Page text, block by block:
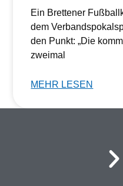
Ein Brettener
dem
den Punkt: „Die
zweimal
MEHR LESEN